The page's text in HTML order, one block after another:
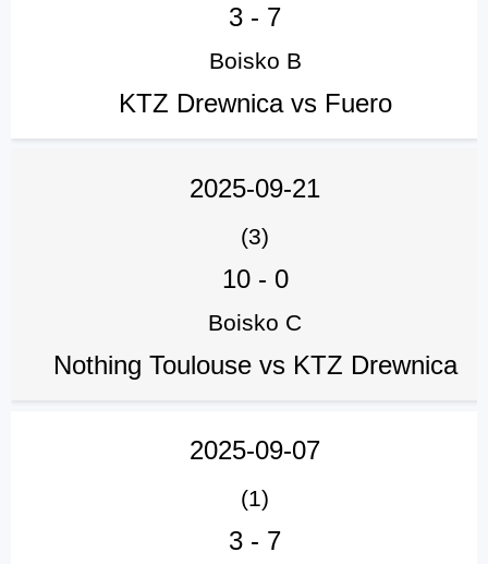
3 - 7
Boisko B
KTZ Drewnica vs Fuero
2025-09-21
(3)
10- 0
Boisko C
Nothing Toulouse vs KTZ Drewnica
2025-09-07
(1)
3 - 7